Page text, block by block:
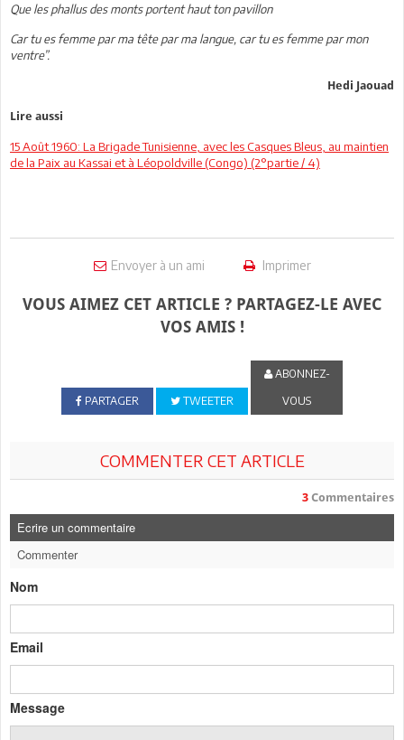
Que les phallus des monts portent haut ton pavillon
Car tu es femme par ma tête par ma langue, car tu es femme par mon
ventre”.
Hedi Jaouad
Lire aussi
15 Août 1960: La Brigade Tunisienne, avec les Casques Bleus, au maintien
de la Paix au Kassai et à Léopoldville (Congo) (2°partie / 4)
Envoyer à un ami Imprimer
VOUS AIMEZ CET ARTICLE ? PARTAGEZ-LE AVEC
VOS AMIS !
PARTAGER TWEETER
ABONNEZ-
VOUS
COMMENTER CET ARTICLE
3 Commentaires
Ecrire un commentaire
Commenter
Nom
Email
Message